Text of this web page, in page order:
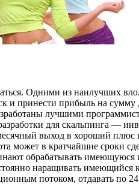
Одними из наилучших
принести прибыль на
лучшими
для скальпинга —
выход в хороший
может в кратчайшие
обрабатывать
наращивать
потоком, отдавать по